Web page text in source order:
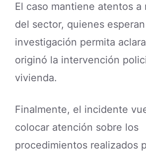
El caso mantiene atentos a
del sector, quienes
investigación permita
originó la intervención
vivienda.
Finalmente, el incidente
colocar atención sobre los
procedimientos realizados